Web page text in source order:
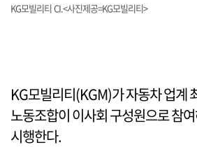
KG모빌리티 CI.<사진제공=KG모빌리티>
KG모빌리티(KGM)가 자동차 업계
노동조합이 이사회 구성원으로 참
시행한다.